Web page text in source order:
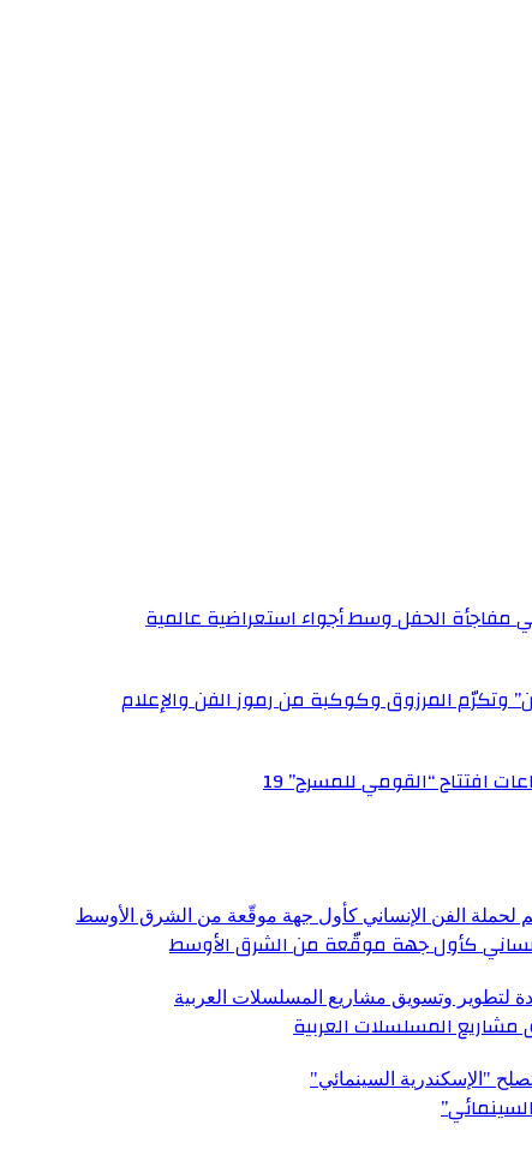
الحفل وسط أجواء استعراضية عالمية
وتكرّم المرزوق وكوكبة من رموز الفن والإعلام
افتتاح “القومي للمسرح” 19
كأول جهة موقّعة من الشرق الأوسط
المسلسلات العربية